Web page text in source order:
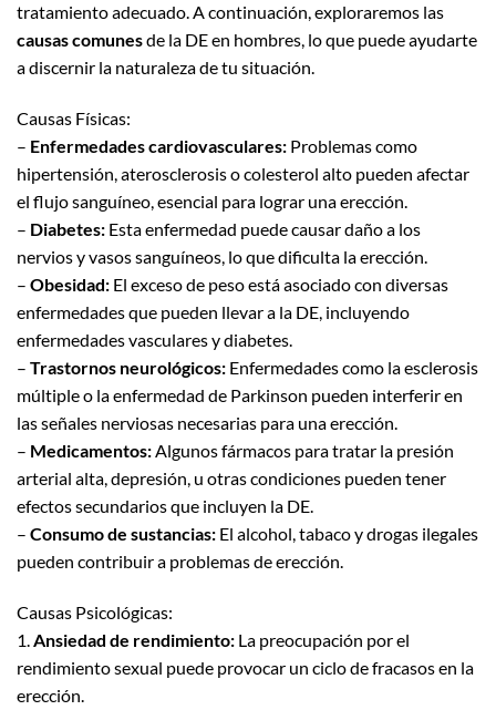
tratamiento adecuado. A continuación, exploraremos las
causas comunesde la DE en hombres, lo que puede ayudarte
a discernir la naturaleza de tu situación.
Causas Físicas:
– Enfermedades cardiovasculares: Problemas como
hipertensión, aterosclerosis o colesterol alto pueden afectar
el flujo sanguíneo, esencial para lograr una erección.
– Diabetes: Esta enfermedad puede causar daño a los
nervios y vasos sanguíneos, lo que dificulta la erección.
– Obesidad: El exceso de peso está asociado con diversas
enfermedades que pueden llevar a la DE, incluyendo
enfermedades vasculares y diabetes.
– Trastornos neurológicos: Enfermedades como la esclerosis
múltiple o la enfermedad de Parkinson pueden interferir en
las señales nerviosas necesarias para una erección.
– Medicamentos:Algunos fármacos para tratar la presión
arterial alta, depresión, u otras condiciones pueden tener
efectos secundarios que incluyen la DE.
– Consumo de sustancias: El alcohol, tabaco y drogas ilegales
pueden contribuir a problemas de erección.
Causas Psicológicas:
1.Ansiedad de rendimiento: La preocupación por el
rendimiento sexual puede provocar un ciclo de fracasos en la
erección.